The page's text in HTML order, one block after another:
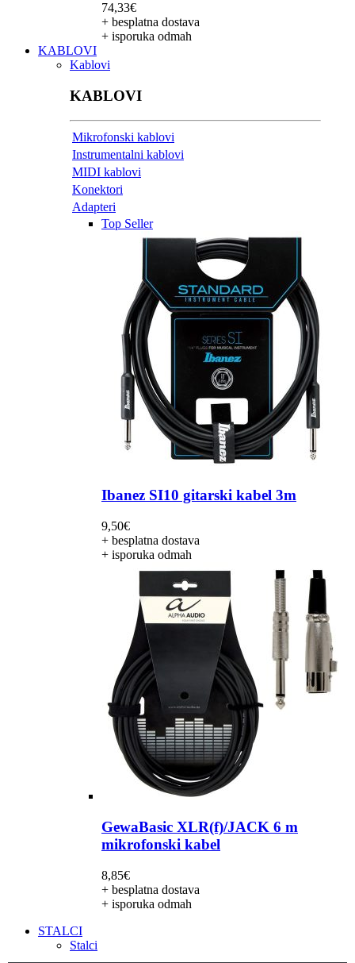
74,33€
+ besplatna dostava
+ isporuka odmah
KABLOVI
Kablovi
KABLOVI
Mikrofonski kablovi
Instrumentalni kablovi
MIDI kablovi
Konektori
Adapteri
Top Seller
Ibanez SI10 gitarski kabel 3m
9,50€
+ besplatna dostava
+ isporuka odmah
GewaBasic XLR(f)/JACK 6 m
mikrofonski kabel
8,85€
+ besplatna dostava
+ isporuka odmah
STALCI
Stalci